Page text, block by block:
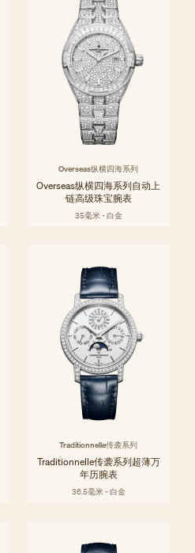
Overseas纵横四海系列
Overseas纵横四海系列自动上
链高级珠宝腕表
35毫米 - 白金
Traditionnelle传袭系列
Traditionnelle传袭系列超薄万
年历腕表
36.5毫米 - 白金